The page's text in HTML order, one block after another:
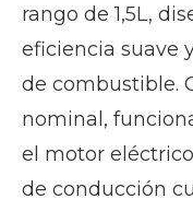
rango de 1,5L,
eficiencia suave
de combustible.
nominal,
el motor
de conducción